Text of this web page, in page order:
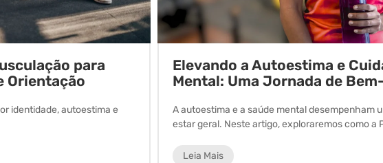
para
Orientação
identidade, autoestima e
Elevando a Autoestima e
Mental: Uma Jornada de
A autoestima e a saúde mental desempenham
estar geral. Neste artigo, exploraremos como a
Leia Mais